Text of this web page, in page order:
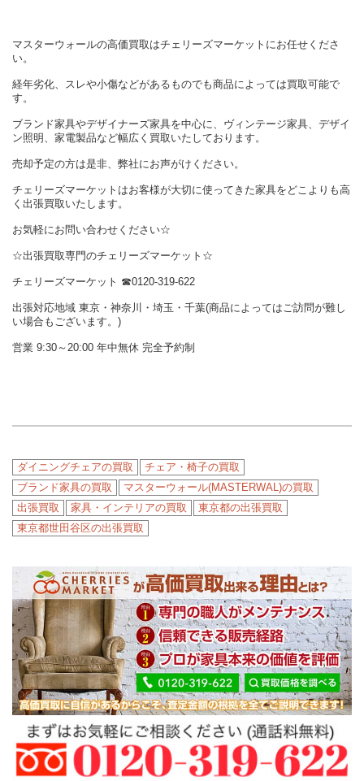
マスターウォールの高価買取はチェリーズマーケットにお任せくださ
い。
経年劣化、スレや小傷などがあるものでも商品によっては買取可能で
す。
ブランド家具やデザイナーズ家具を中心に、ヴィンテージ家具、デザイ
ン照明、家電製品など幅広く買取いたしております。
売却予定の方は是非、弊社にお声がけください。
チェリーズマーケットはお客様が大切に使ってきた家具をどこよりも高
く出張買取いたします。
お気軽にお問い合わせください☆
☆出張買取専門のチェリーズマーケット☆
チェリーズマーケット ☎︎0120-319-622
出張対応地域 東京・神奈川・埼玉・千葉(商品によってはご訪問が難し
い場合もございます。)
営業 9:30～20:00 年中無休 完全予約制
ダイニングチェアの買取
チェア・椅子の買取
ブランド家具の買取
マスターウォール(MASTERWAL)の買取
出張買取
家具・インテリアの買取
東京都の出張買取
東京都世田谷区の出張買取